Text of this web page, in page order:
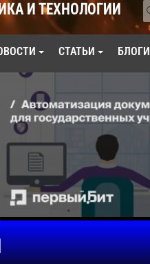
И ТЕХНОЛОГИИ
СТАТЬИ БЛОГИ